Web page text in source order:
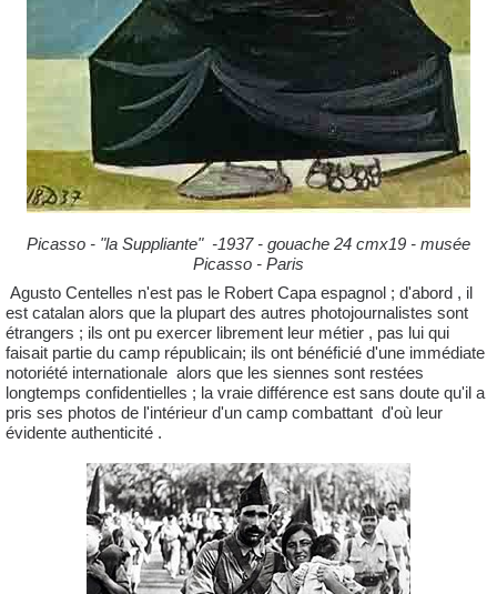
Picasso - "la Suppliante" -1937 - gouache 24 cmx19 - musée
Picasso - Paris
Agusto Centelles n'est pas le Robert Capa espagnol ; d'abord , il
est catalan alors que la plupart des autres photojournalistes sont
étrangers ; ils ont pu exercer librement leur métier , pas lui qui
faisait partie du camp républicain; ils ont bénéficié d'une immédiate
notoriété internationale alors que les siennes sont restées
longtemps confidentielles ; la vraie différence est sans doute qu'il a
pris ses photos de l'intérieur d'un camp combattant d'où leur
évidente authenticité .